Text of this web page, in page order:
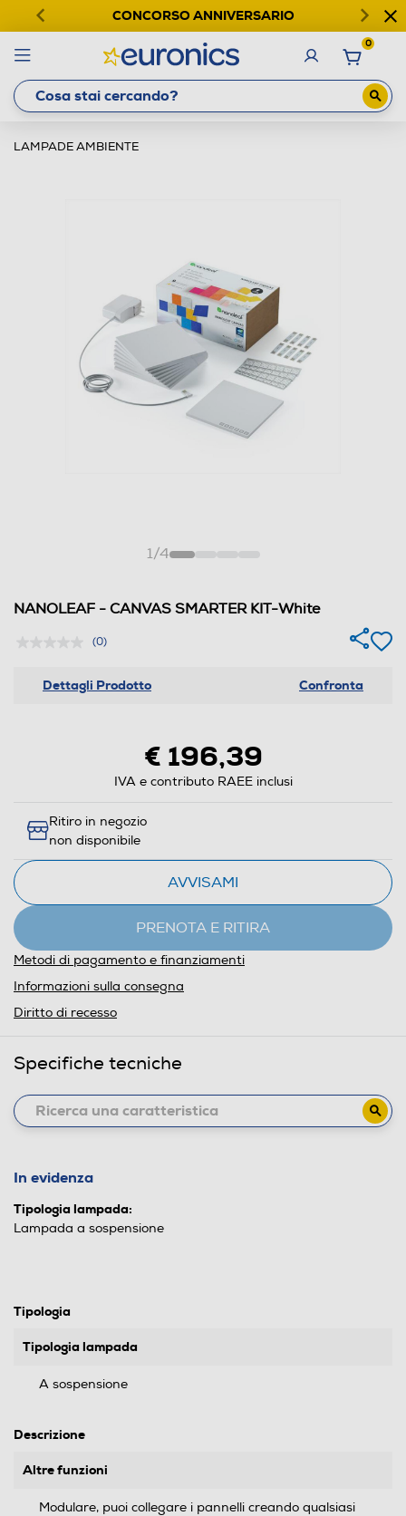
CONCORSO ANNIVERSARIO
0
LAMPADE AMBIENTE
1/4
NANOLEAF - CANVAS SMARTER KIT-White
(0)
Dettagli Prodotto Confronta
€ 196,39
IVA e contributo RAEE inclusi
Ritiro in negozio
non disponibile
AVVISAMI
PRENOTA E RITIRA
Metodi di pagamento e finanziamenti
Informazioni sulla consegna
Diritto di recesso
Specifiche tecniche
In evidenza
Tipologia lampada:
Lampada a sospensione
Tipologia
Tipologia lampada
A sospensione
Descrizione
Altre funzioni
Modulare, puoi collegare i pannelli creando qualsiasi